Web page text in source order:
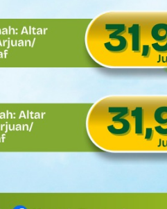
KEPEDULIAN TNI UNTUK
Mentawai